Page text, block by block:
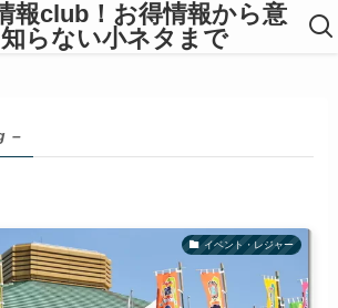
報club！お得情報から意
らない小ネタまで
–
イベント・レジャー